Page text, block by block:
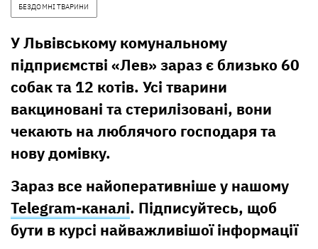
БЕЗДОМНІ ТВАРИНИ
У Львівському комунальному
підприємстві «Лев» зараз є близько 60
собак та 12 котів. Усі тварини
вакциновані та стерилізовані, вони
чекають на люблячого господаря та
нову домівку.
Зараз все найоперативніше у нашому
Telegram-каналі. Підписуйтесь, щоб
бути в курсі найважливішої інформації